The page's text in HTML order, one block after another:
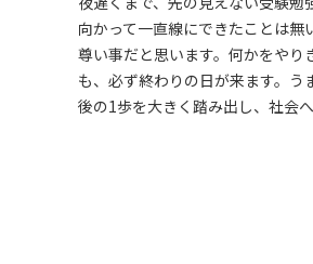
向かって一直線にできたことは
尊い事だと思います。何かをやり
も、必ず終わりの日が来ます。
後の1歩を大きく踏み出し、社会